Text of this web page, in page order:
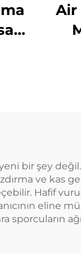
Air
bir şey
ve kas
Hafif
eline
sporcuların